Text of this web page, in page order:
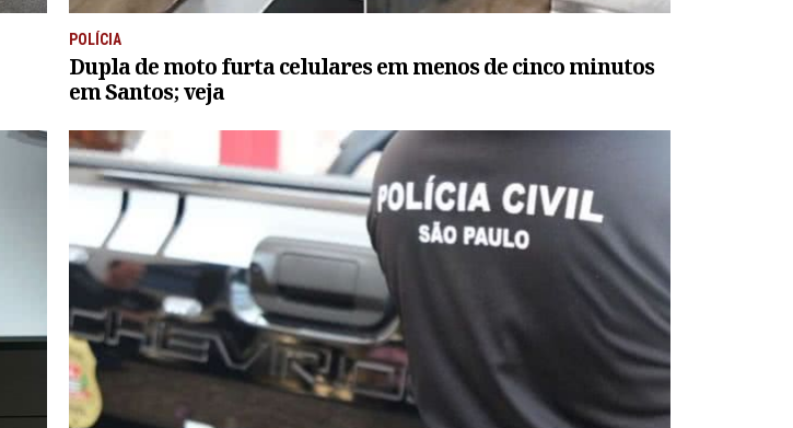
POLÍCIA
Dupla de moto furta celulares em menos de cinco minutos
em Santos; veja